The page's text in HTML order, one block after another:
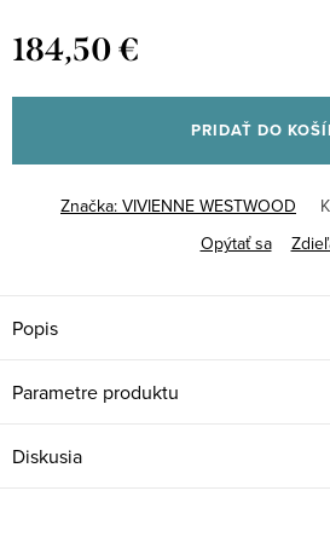
184,50 €
cena:
PRIDAŤ DO
Značka: VIVIENNE WESTWOOD
Opýtať sa
Popis
Parametre produktu
Diskusia